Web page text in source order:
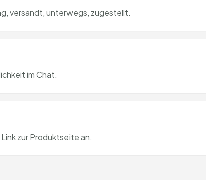
versandt, unterwegs, zugestellt.
im Chat.
zur Produktseite an.